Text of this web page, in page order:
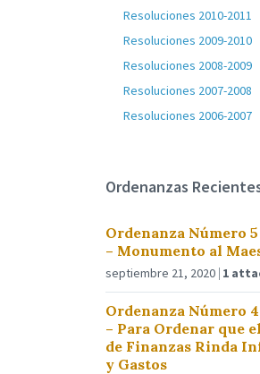
Resoluciones 2010-2011
Resoluciones 2009-2010
Resoluciones 2008-2009
Resoluciones 2007-2008
Resoluciones 2006-2007
Ordenanzas
Ordenanza Número
– Monumento al
septiembre 21, 2020 1
Ordenanza Número
– Para Ordenar que
de Finanzas Rinda
y Gastos